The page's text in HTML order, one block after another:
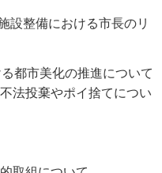
整備における市長のリ
都市美化の推進について
法投棄やポイ捨てについ